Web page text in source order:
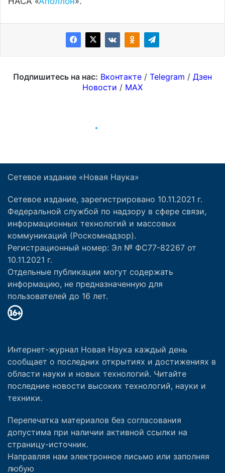
Сетевое издание «Новая Наука»
Сетевое издание, зарегистрировано 10.11.2021 г.
Федеральной службой по надзору в сфере связи,
информационных технологий и массовых
коммуникаций (Роскомнадзор).
Регистрационный номер: Эл № ФС77-82267 от
10.11.2021 г.
Отдельные публикации могут содержать
информацию, не предназначенную для
пользователей до 16 лет.
Интернет-журнал Новая Наука каждый день
сообщает о последних открытиях и достижениях в
области науки и новых технологий. Читайте
последние новости высоких технологий, науки и
техники.
Перепечатка материалов без согласования
допустима при наличии активной ссылки на
страницу-источник.
Направляя нам электронное письмо или заполняя
любую